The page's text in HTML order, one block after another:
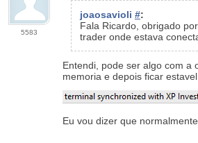
5583
joaosavioli #:
Fala Ricardo, obrigado
trader onde estava
Entendi, pode ser algo com a
memoria e depois ficar
Eu vou dizer que